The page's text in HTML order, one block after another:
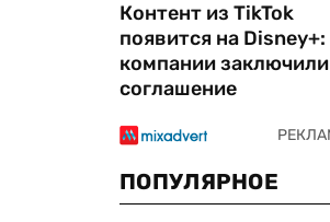
Контент из TikTok
появится на Disney+:
компании заключили
соглашение
ПОПУЛЯРНОЕ